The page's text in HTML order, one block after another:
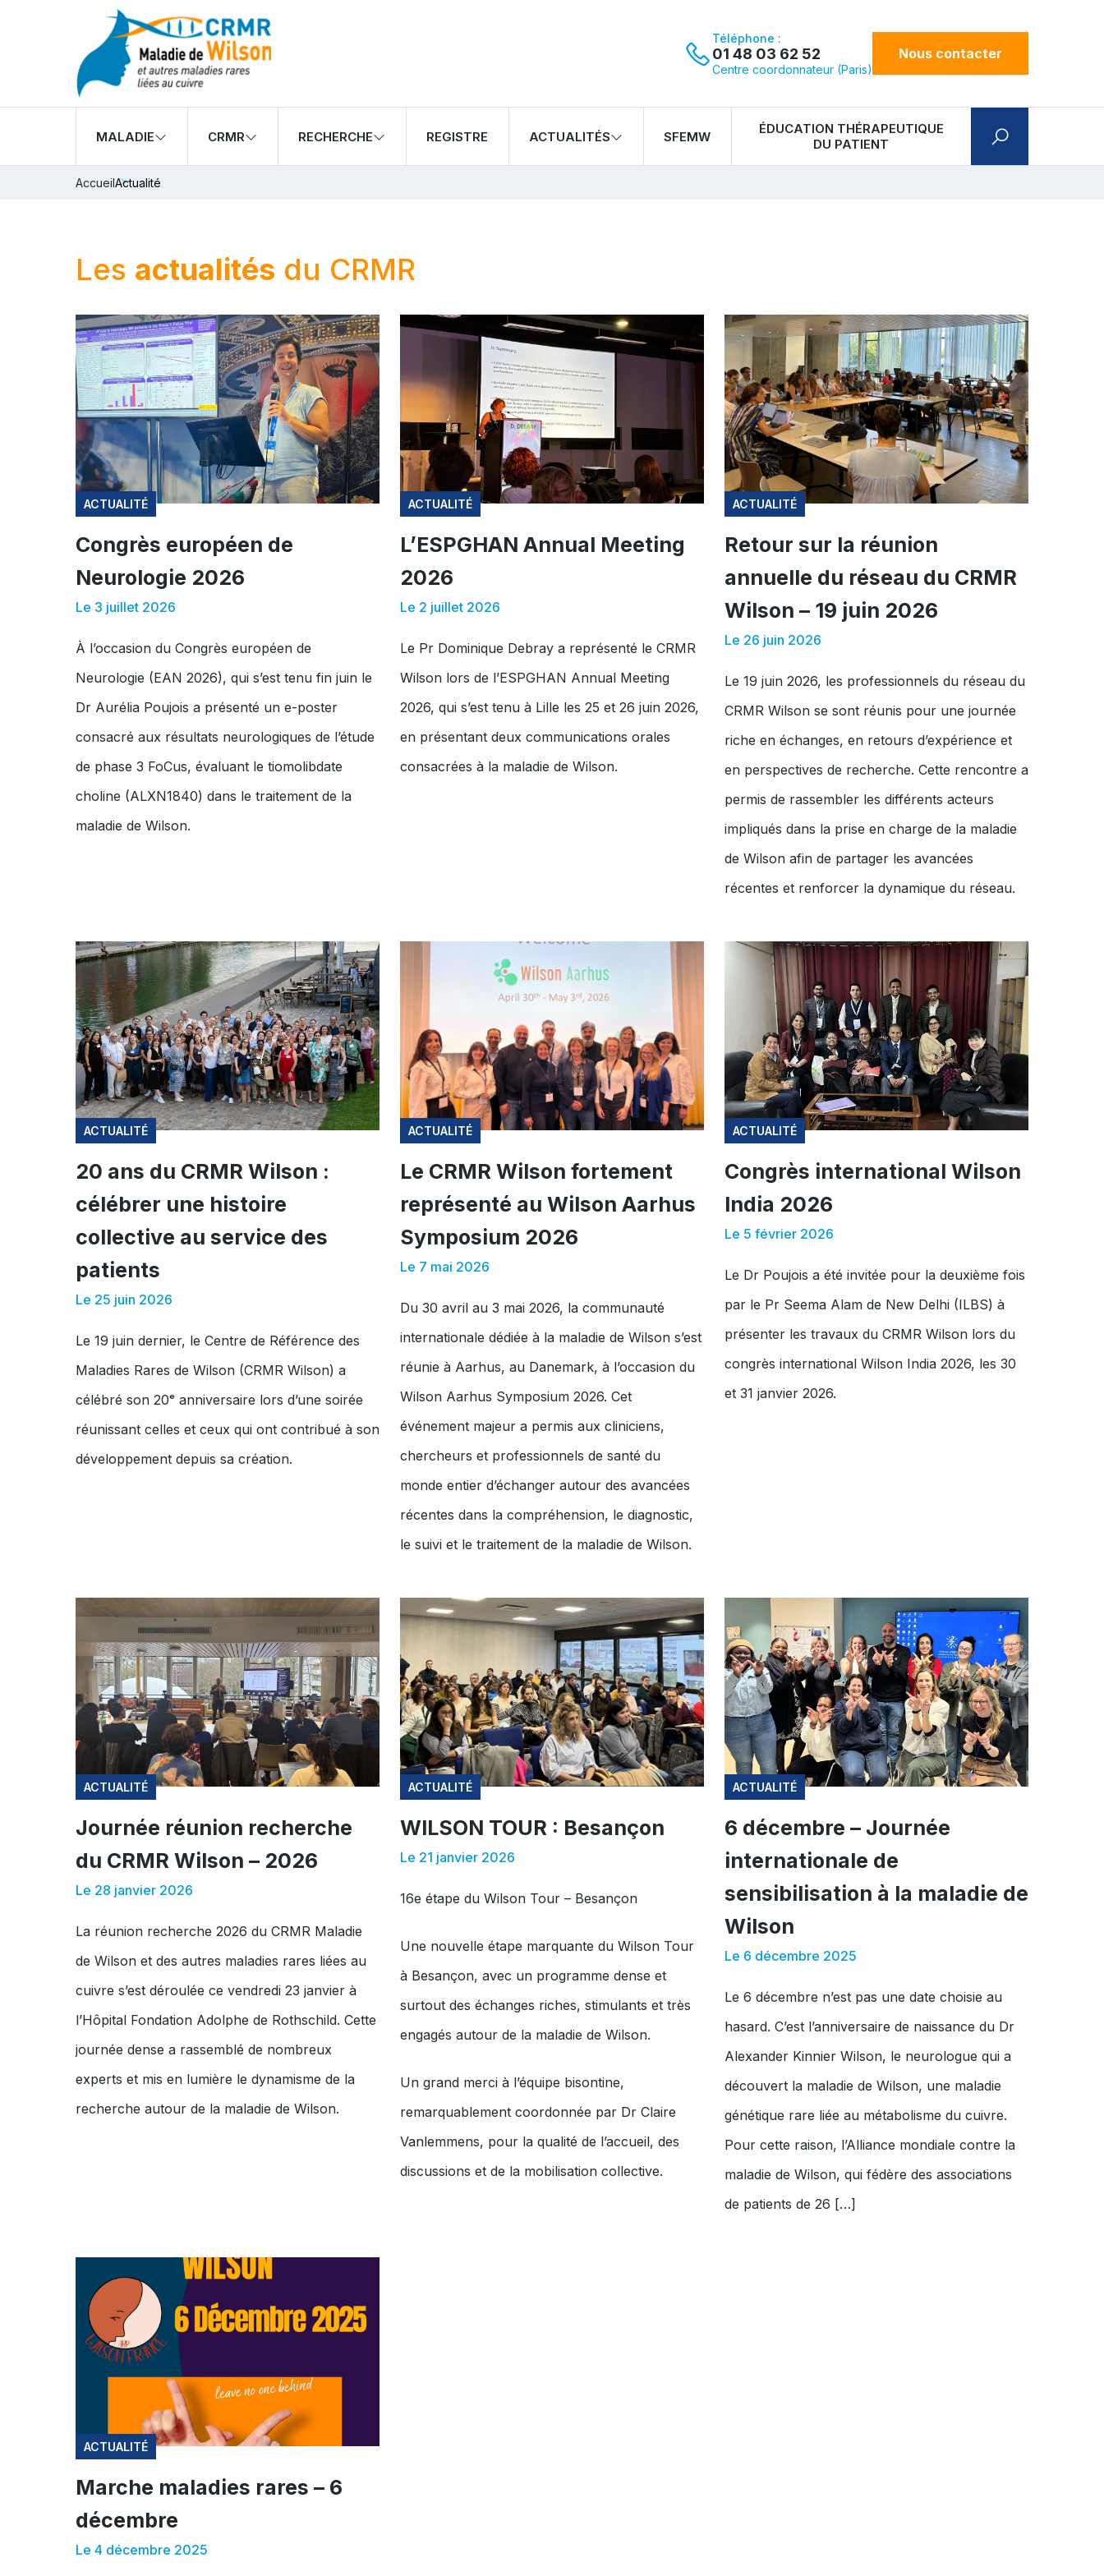
Téléphone :
01 48 03 62 52
Centre coordonnateur (Paris)
Nous contacter
MALADIE CRMR RECHERCHE REGISTRE ACTUALITÉS SFEMW
ÉDUCATION THÉRAPEUTIQUE
DU PATIENT
AccueilActualité
Les actualités du CRMR
ACTUALITÉ
Congrès européen de
Neurologie 2026
Le 3 juillet 2026
À l’occasion du Congrès européen de
Neurologie (EAN 2026), qui s’est tenu fin juin le
Dr Aurélia Poujois a présenté un e-poster
consacré aux résultats neurologiques de l’étude
de phase 3 FoCus, évaluant le tiomolibdate
choline (ALXN1840) dans le traitement de la
maladie de Wilson.
ACTUALITÉ
L’ESPGHAN Annual Meeting
2026
Le 2 juillet 2026
Le Pr Dominique Debray a représenté le CRMR
Wilson lors de l’ESPGHAN Annual Meeting
2026, qui s’est tenu à Lille les 25 et 26 juin 2026,
en présentant deux communications orales
consacrées à la maladie de Wilson.
ACTUALITÉ
Retour sur la réunion
annuelle du réseau du CRMR
Wilson – 19 juin 2026
Le 26 juin 2026
Le 19 juin 2026, les professionnels du réseau du
CRMR Wilson se sont réunis pour une journée
riche en échanges, en retours d’expérience et
en perspectives de recherche. Cette rencontre a
permis de rassembler les différents acteurs
impliqués dans la prise en charge de la maladie
de Wilson afin de partager les avancées
récentes et renforcer la dynamique du réseau.
ACTUALITÉ
20 ans du CRMR Wilson :
célébrer une histoire
collective au service des
patients
Le 25 juin 2026
Le 19 juin dernier, le Centre de Référence des
Maladies Rares de Wilson (CRMR Wilson) a
célébré son 20ᵉ anniversaire lors d’une soirée
réunissant celles et ceux qui ont contribué à son
développement depuis sa création.
ACTUALITÉ
Le CRMR Wilson fortement
représenté au Wilson Aarhus
Symposium 2026
Le 7 mai 2026
Du 30 avril au 3 mai 2026, la communauté
internationale dédiée à la maladie de Wilson s’est
réunie à Aarhus, au Danemark, à l’occasion du
Wilson Aarhus Symposium 2026. Cet
événement majeur a permis aux cliniciens,
chercheurs et professionnels de santé du
monde entier d’échanger autour des avancées
récentes dans la compréhension, le diagnostic,
le suivi et le traitement de la maladie de Wilson.
ACTUALITÉ
Congrès international Wilson
India 2026
Le 5 février 2026
Le Dr Poujois a été invitée pour la deuxième fois
par le Pr Seema Alam de New Delhi (ILBS) à
présenter les travaux du CRMR Wilson lors du
congrès international Wilson India 2026, les 30
et 31 janvier 2026.
ACTUALITÉ
Journée réunion recherche
du CRMR Wilson – 2026
Le 28 janvier 2026
La réunion recherche 2026 du CRMR Maladie
de Wilson et des autres maladies rares liées au
cuivre s’est déroulée ce vendredi 23 janvier à
l’Hôpital Fondation Adolphe de Rothschild. Cette
journée dense a rassemblé de nombreux
experts et mis en lumière le dynamisme de la
recherche autour de la maladie de Wilson.
ACTUALITÉ
WILSON TOUR : Besançon
Le 21 janvier 2026
16e étape du Wilson Tour – Besançon
Une nouvelle étape marquante du Wilson Tour
à Besançon, avec un programme dense et
surtout des échanges riches, stimulants et très
engagés autour de la maladie de Wilson.
Un grand merci à l’équipe bisontine,
remarquablement coordonnée par Dr Claire
Vanlemmens, pour la qualité de l’accueil, des
discussions et de la mobilisation collective.
ACTUALITÉ
6 décembre – Journée
internationale de
sensibilisation à la maladie de
Wilson
Le 6 décembre 2025
Le 6 décembre n’est pas une date choisie au
hasard. C’est l’anniversaire de naissance du Dr
Alexander Kinnier Wilson, le neurologue qui a
découvert la maladie de Wilson, une maladie
génétique rare liée au métabolisme du cuivre.
Pour cette raison, l’Alliance mondiale contre la
maladie de Wilson, qui fédère des associations
de patients de 26 […]
ACTUALITÉ
Marche maladies rares – 6
décembre
Le 4 décembre 2025